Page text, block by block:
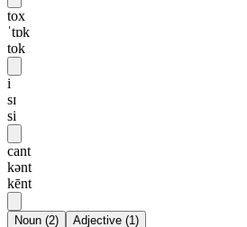
tox
ˈtɒk
tok
i
sɪ
si
cant
kənt
kēnt
Noun (2) Adjective (1)